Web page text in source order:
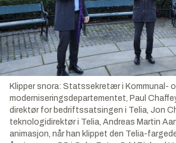
Klipper snora: Statssekretær i Kommunal-
moderniseringsdepartementet, Paul
direktør for bedriftssatsingen i Telia, Jon
teknologidirektør i Telia, Andreas Martin
animasjon, når han klippet den Telia-